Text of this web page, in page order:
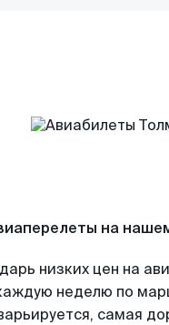
на
низких цен на
неделю по
самая